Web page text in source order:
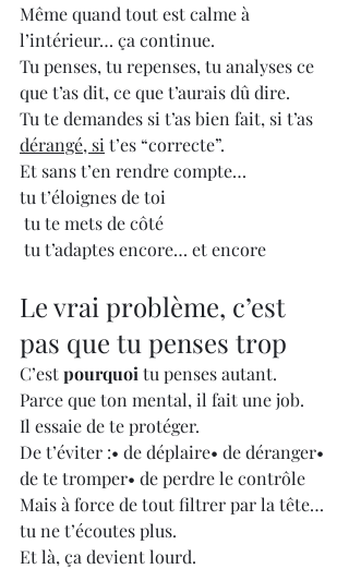
Même quand tout est calme à
l’intérieur… ça continue.
Tu penses, tu repenses, tu analyses ce
que t’as dit, ce que t’aurais dû dire.
Tu te demandes si t’as bien fait, si t’as
dérangé, si t’es “correcte”.
Et sans t’en rendre compte…
tu t’éloignes de toi
tu te mets de côté
tu t’adaptes encore… et encore
Le vrai problème, c’est
pas que tu penses trop
C’est pourquoi tu penses autant.
Parce que ton mental, il fait une job.
Il essaie de te protéger.
De t’éviter :• de déplaire• de déranger•
de te tromper• de perdre le contrôle
Mais à force de tout filtrer par la tête…
tu ne t’écoutes plus.
Et là, ça devient lourd.